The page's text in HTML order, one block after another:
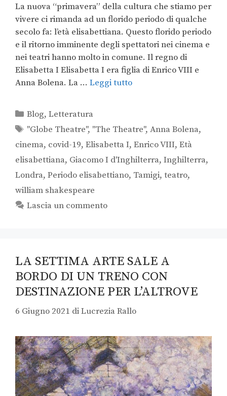
La nuova “primavera” della cultura che stiamo per
vivere ci rimanda ad un florido periodo di qualche
secolo fa: l’età elisabettiana. Questo florido periodo
e il ritorno imminente degli spettatori nei cinema e
nei teatri hanno molto in comune. Il regno di
Elisabetta I Elisabetta I era figlia di Enrico VIII e
Anna Bolena. La … Leggi tutto
Blog,Letteratura
"Globe Theatre", "The Theatre",Anna Bolena,
cinema, covid-19, Elisabetta I, Enrico VIII, Età
elisabettiana, Giacomo I d'Inghilterra, Inghilterra,
Londra, Periodo elisabettiano, Tamigi, teatro,
william shakespeare
Lascia un commento
LA SETTIMA ARTE SALE A
BORDO DI UN TRENO CON
DESTINAZIONE PER L’ALTROVE
6 Giugno 2021 diLucrezia Rallo